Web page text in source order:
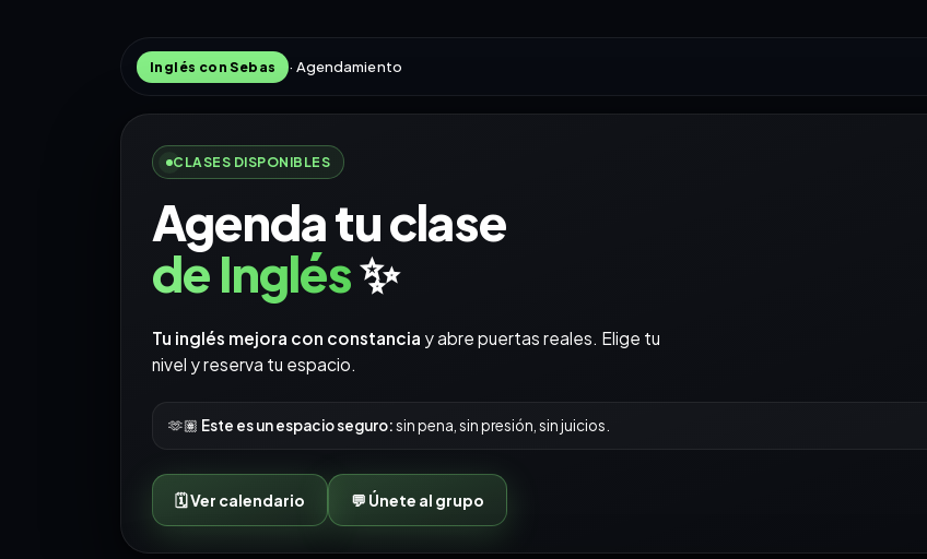
Inglés con Sebas · Agendamiento
CLASES DISPONIBLES
Agenda tu clase
de Inglés✨
Tu inglés mejora con constancia y abre puertas reales. Elige tu
nivel y reserva tu espacio.
🫶🏽 Este es un espacio seguro:sin pena, sin presión, sin juicios.
🗓️ Ver calendario 💬 Únete al grupo